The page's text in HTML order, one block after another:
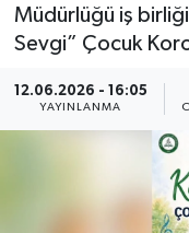
Müdürlüğü iş
Sevgi” Çocuk
12.06.2026 - 16:05
YAYINLANMA